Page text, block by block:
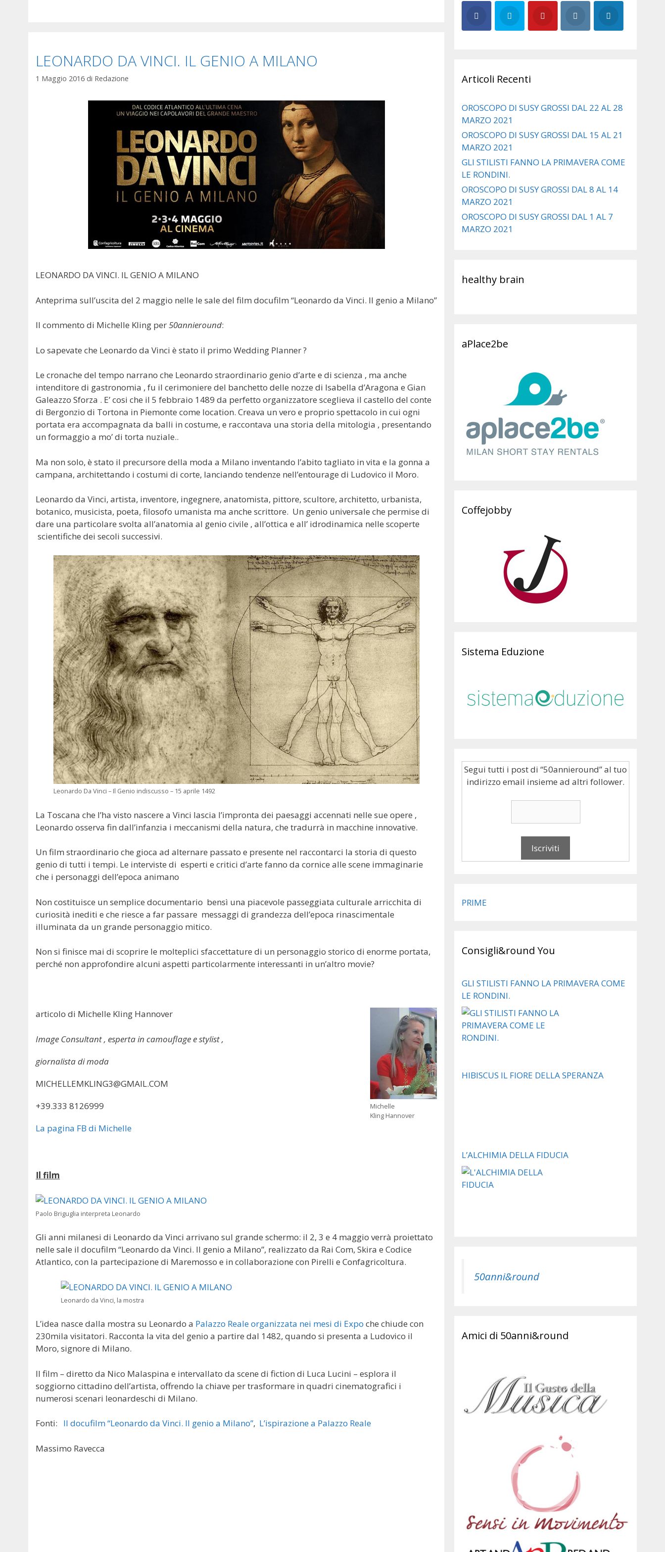
LEONARDO DA VINCI. IL GENIO A MILANO
1 Maggio 2016 di Redazione
LEONARDO DA VINCI. IL GENIO A MILANO
Anteprima sull’uscita del 2 maggio nelle le sale del film docufilm “Leonardo da Vinci. Il genio a Milano”
Il commento di Michelle Kling per50annieround:
Lo sapevate che Leonardo da Vinci è stato il primo Wedding Planner ?
Le cronache del tempo narrano che Leonardo straordinario genio d’arte e di scienza , ma anche
intenditore di gastronomia , fu il cerimoniere del banchetto delle nozze di Isabella d’Aragona e Gian
Galeazzo Sforza . E’ cosi che il 5 febbraio 1489 da perfetto organizzatore sceglieva il castello del conte
di Bergonzio di Tortona in Piemonte come location. Creava un vero e proprio spettacolo in cui ogni
portata era accompagnata da balli in costume, e raccontava una storia della mitologia , presentando
un formaggio a mo’ di torta nuziale..
Ma non solo, è stato il precursore della moda a Milano inventando l’abito tagliato in vita e la gonna a
campana, architettando i costumi di corte, lanciando tendenze nell’entourage di Ludovico il Moro.
Leonardo da Vinci, artista, inventore, ingegnere, anatomista, pittore, scultore, architetto, urbanista,
botanico, musicista, poeta, filosofo umanista ma anche scrittore. Un genio universale che permise di
dare una particolare svolta all’anatomia al genio civile , all’ottica e all’ idrodinamica nelle scoperte
scientifiche dei secoli successivi.
Leonardo Da Vinci – Il Genio indiscusso – 15 aprile 1492
La Toscana che l’ha visto nascere a Vinci lascia l’impronta dei paesaggi accennati nelle sue opere ,
Leonardo osserva fin dall’infanzia i meccanismi della natura, che tradurrà in macchine innovative.
Un film straordinario che gioca ad alternare passato e presente nel raccontarci la storia di questo
genio di tutti i tempi. Le interviste di esperti e critici d’arte fanno da cornice alle scene immaginarie
che i personaggi dell’epoca animano
Non costituisce un semplice documentario bensì una piacevole passeggiata culturale arricchita di
curiosità inediti e che riesce a far passare messaggi di grandezza dell’epoca rinascimentale
illuminata da un grande personaggio mitico.
Non si finisce mai di scoprire le molteplici sfaccettature di un personaggio storico di enorme portata,
perché non approfondire alcuni aspetti particolarmente interessanti in un’altro movie?
Michelle
Kling Hannover
articolo di Michelle Kling Hannover
Image Consultant , esperta in camouflage e stylist ,
giornalista di moda
MICHELLEMKLING3@GMAIL.COM
+39.333 8126999
La pagina FB di Michelle
Il film
Paolo Briguglia interpreta Leonardo
Gli anni milanesi di Leonardo da Vinci arrivano sul grande schermo: il 2, 3 e 4 maggio verrà proiettato
nelle sale il docufilm “Leonardo da Vinci. Il genio a Milano”, realizzato da Rai Com, Skira e Codice
Atlantico, con la partecipazione di Maremosso e in collaborazione con Pirelli e Confagricoltura.
Leonardo da Vinci, la mostra
L’idea nasce dalla mostra su Leonardo a Palazzo Reale organizzata nei mesi di Expo che chiude con
230mila visitatori. Racconta la vita del genio a partire dal 1482, quando si presenta a Ludovico il
Moro, signore di Milano.
Il film – diretto da Nico Malaspina e intervallato da scene di fiction di Luca Lucini – esplora il
soggiorno cittadino dell’artista, offrendo la chiave per trasformare in quadri cinematografici i
numerosi scenari leonardeschi di Milano.
Fonti: Il docufilm “Leonardo da Vinci. Il genio a Milano”, L’ispirazione a Palazzo Reale
Massimo Ravecca
Articoli Recenti
OROSCOPO DI SUSY GROSSI DAL 22 AL 28
MARZO 2021
OROSCOPO DI SUSY GROSSI DAL 15 AL 21
MARZO 2021
GLI STILISTI FANNO LA PRIMAVERA COME
LE RONDINI.
OROSCOPO DI SUSY GROSSI DAL 8 AL 14
MARZO 2021
OROSCOPO DI SUSY GROSSI DAL 1 AL 7
MARZO 2021
healthy brain
aPlace2be
Coffejobby
Sistema Eduzione
Segui tutti i post di “50annieround” al tuo
indirizzo email insieme ad altri follower.
PRIME
Consigli&round You
GLI STILISTI FANNO LA PRIMAVERA COME
LE RONDINI.
HIBISCUS IL FIORE DELLA SPERANZA
L’ALCHIMIA DELLA FIDUCIA
50anni&round
Amici di 50anni&round